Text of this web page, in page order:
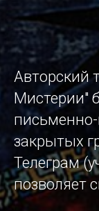
Авторский
Мистерии"
закрытых
Телеграм
позволяет